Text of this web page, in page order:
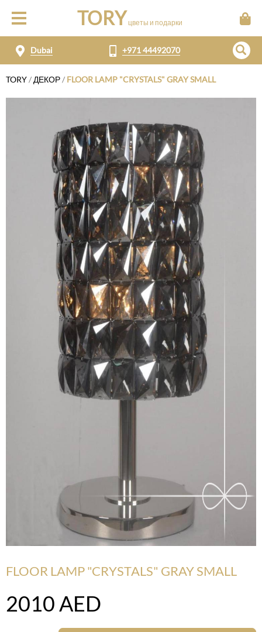
TORY цветы и подарки
Dubai +971 44492070
TORY/ ДЕКОР/ FLOOR LAMP "CRYSTALS" GRAY SMALL
FLOOR LAMP "CRYSTALS" GRAY SMALL
2010AED